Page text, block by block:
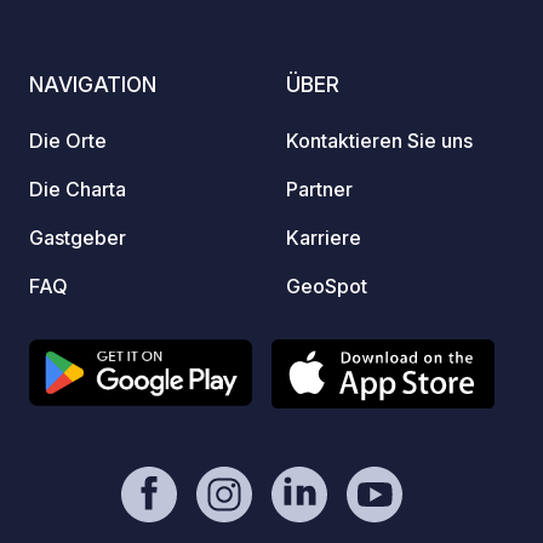
mOst1983 - https://geospot.app/de
NAVIGATION
Die Orte
Die Charta
Gastgeber
FAQ
ÜBER
Kontaktieren Sie uns
Partner
Karriere
GeoSpot